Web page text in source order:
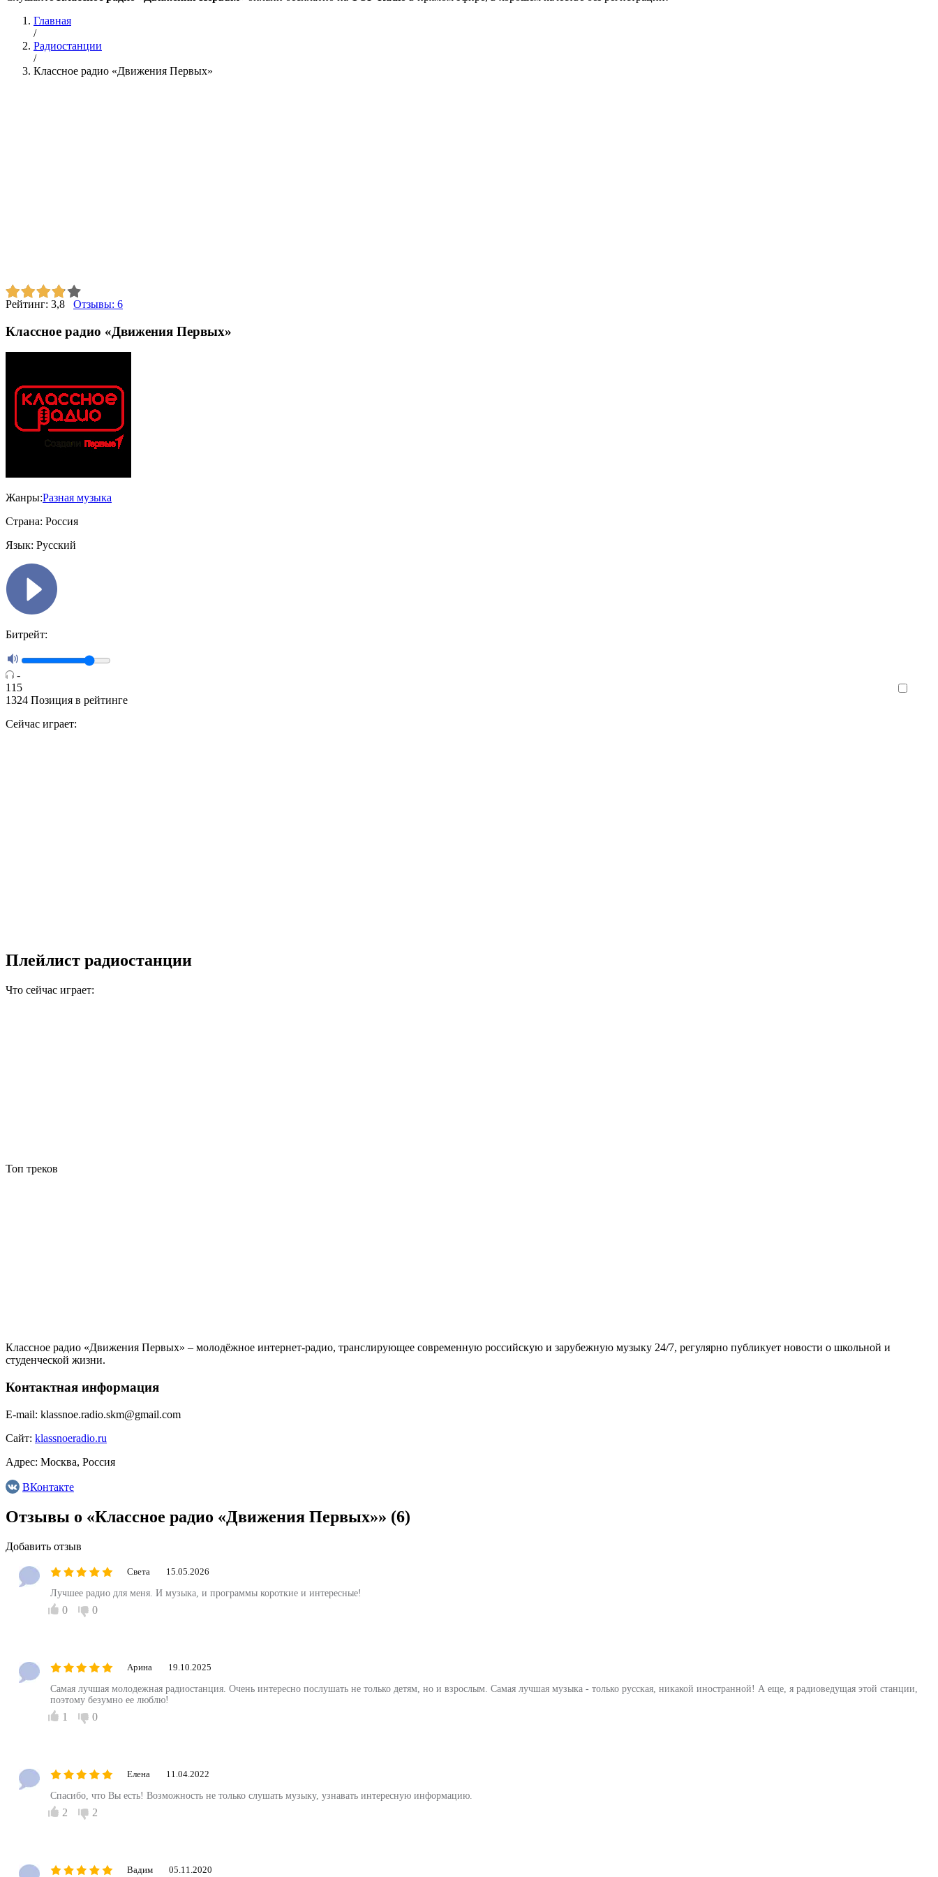
Главная
/
Радиостанции
/
Классное радио «Движения Первых»
Рейтинг: 3,8 Отзывы: 6
Классное радио «Движения Первых»
Жанры:Разная музыка
Страна: Россия
Язык: Русский
Битрейт:
-
115
1324 Позиция в рейтинге
Сейчас играет:
Плейлист радиостанции
Что сейчас играет:
Топ треков
Классное радио «Движения Первых» – молодёжное интернет-радио, транслирующее современную российскую и зарубежную музыку 24/7, регулярно публикует новости о школьной и
студенческой жизни.
Контактная информация
E-mail: klassnoe.radio.skm@gmail.com
Сайт: klassnoeradio.ru
Адрес: Москва, Россия
ВКонтакте
Отзывы о «Классное радио «Движения Первых»» (6)
Добавить отзыв
Света 15.05.2026
Лучшее радио для меня. И музыка, и программы короткие и интересные!
0 0
Арина 19.10.2025
Самая лучшая молодежная радиостанция. Очень интересно послушать не только детям, но и взрослым. Самая лучшая музыка - только русская, никакой иностранной! А еще, я радиоведущая этой станции,
поэтому безумно ее люблю!
1 0
Елена 11.04.2022
Спасибо, что Вы есть! Возможность не только слушать музыку, узнавать интересную информацию.
2 2
Вадим 05.11.2020